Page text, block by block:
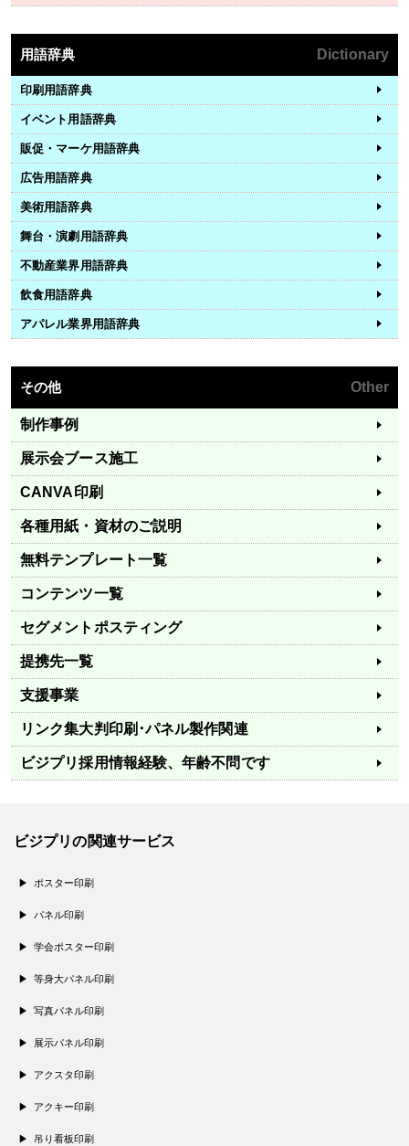
用語辞典 Dictionary
印刷用語辞典
イベント用語辞典
販促・マーケ用語辞典
広告用語辞典
美術用語辞典
舞台・演劇用語辞典
不動産業界用語辞典
飲食用語辞典
アパレル業界用語辞典
その他 Other
制作事例
展示会ブース施工
CANVA印刷
各種用紙・資材のご説明
無料テンプレート一覧
コンテンツ一覧
セグメントポスティング
提携先一覧
支援事業
リンク集大判印刷･パネル製作関連
ビジプリ採用情報経験、年齢不問です
ビジプリの関連サービス
ポスター印刷
パネル印刷
学会ポスター印刷
等身大パネル印刷
写真パネル印刷
展示パネル印刷
アクスタ印刷
アクキー印刷
吊り看板印刷